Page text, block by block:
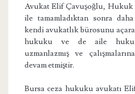
Avukat Elif Çavuşoğlu, Hukuk
ile tamamladıktan sonra
kendi avukatlık bürosunu
hukuku ve de aile
uzmanlazmış ve
devam etmiştir.
Bursa ceza hukuku avukatı